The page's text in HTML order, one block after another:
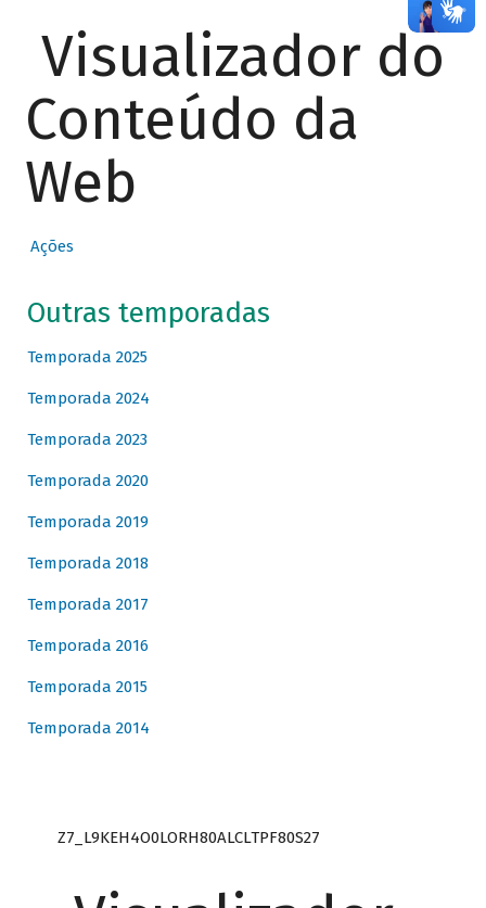
Visualizador do
Conteúdo da
Web
Ações
Outras temporadas
Temporada 2025
Temporada 2024
Temporada 2023
Temporada 2020
Temporada 2019
Temporada 2018
Temporada 2017
Temporada 2016
Temporada 2015
Temporada 2014
Z7_L9KEH4O0LORH80ALCLTPF80S27